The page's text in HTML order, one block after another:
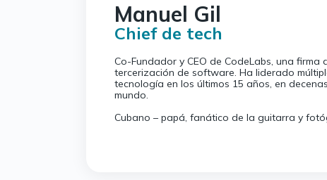
Manuel Gil
Chief de tech
Co-Fundador y CEO de CodeLabs, una firma
tercerización de software. Ha liderado
tecnología en los últimos 15 años, en
mundo.
Cubano – papá, fanático de la guitarra y